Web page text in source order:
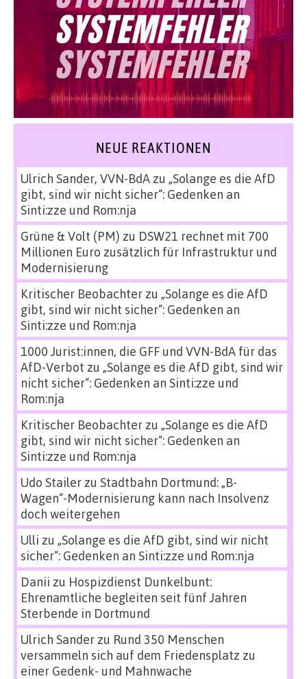
NEUE REAKTIONEN
Ulrich Sander, VVN-BdAzu „Solange es die AfD
gibt, sind wir nicht sicher“: Gedenken an
Sinti:zze und Rom:nja
Grüne & Volt (PM) zu DSW21 rechnet mit 700
Millionen Euro zusätzlich für Infrastruktur und
Modernisierung
Kritischer Beobachterzu „Solange es die AfD
gibt, sind wir nicht sicher“: Gedenken an
Sinti:zze und Rom:nja
1000 Jurist:innen, die GFF und VVN-BdA für das
AfD-Verbot zu „Solange es die AfD gibt, sind wir
nicht sicher“: Gedenken an Sinti:zze und
Rom:nja
Kritischer Beobachterzu „Solange es die AfD
gibt, sind wir nicht sicher“: Gedenken an
Sinti:zze und Rom:nja
Udo Stailerzu Stadtbahn Dortmund: „B-
Wagen“-Modernisierung kann nach Insolvenz
doch weitergehen
Ulli zu „Solange es die AfD gibt, sind wir nicht
sicher“: Gedenken an Sinti:zze und Rom:nja
Danii zu Hospizdienst Dunkelbunt:
Ehrenamtliche begleiten seit fünf Jahren
Sterbende in Dortmund
Ulrich Sanderzu Rund 350 Menschen
versammeln sich auf dem Friedensplatz zu
einer Gedenk- und Mahnwache